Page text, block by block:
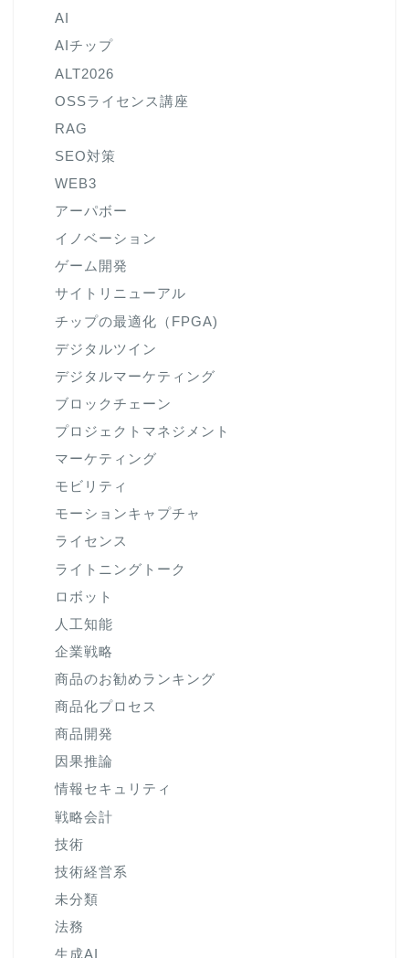
AI
AIチップ
ALT2026
OSSライセンス講座
RAG
SEO対策
WEB3
アーパボー
イノベーション
ゲーム開発
サイトリニューアル
チップの最適化（FPGA)
デジタルツイン
デジタルマーケティング
ブロックチェーン
プロジェクトマネジメント
マーケティング
モビリティ
モーションキャプチャ
ライセンス
ライトニングトーク
ロボット
人工知能
企業戦略
商品のお勧めランキング
商品化プロセス
商品開発
因果推論
情報セキュリティ
戦略会計
技術
技術経営系
未分類
法務
生成AI